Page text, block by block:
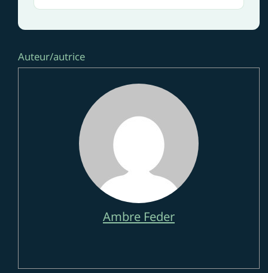
Auteur/autrice
Ambre Feder